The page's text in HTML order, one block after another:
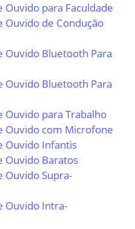
Ouvido para Faculdade
Ouvido de Condução
Ouvido Bluetooth Para
Ouvido Bluetooth Para
Ouvido para Trabalho
Ouvido com Microfone
Ouvido Infantis
Ouvido Baratos
Ouvido Supra-
Ouvido Intra-